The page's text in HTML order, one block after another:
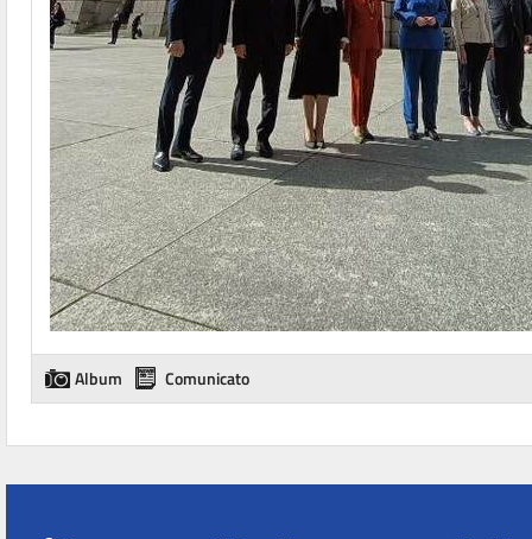
Album Comunicato